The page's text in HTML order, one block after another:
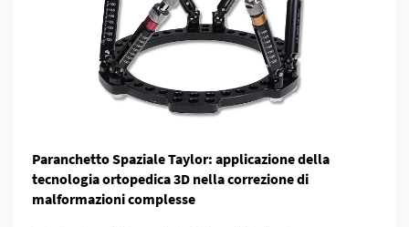
Paranchetto Spaziale Taylor: applicazione della
tecnologia ortopedica 3D nella correzione di
malformazioni complesse